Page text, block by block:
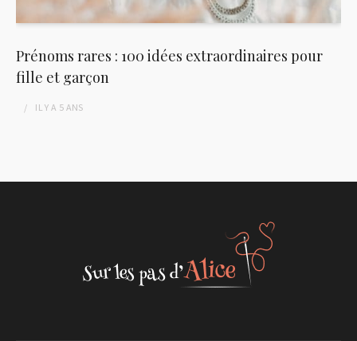
Prénoms rares : 100 idées extraordinaires pour
fille et garçon
IL Y A 5 ANS